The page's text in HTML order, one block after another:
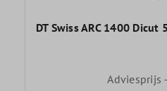
DT Swiss ARC 1400
Adviesprijs